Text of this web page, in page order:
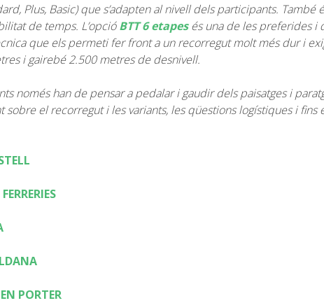
Plus, Basic) que s’adapten al nivell dels participants.
de temps. L’opcióBTT 6 etapesés una de les preferides i
que els permeti fer front a un recorregut molt més dur i
i gairebé 2.500 metres de desnivell.
només han de pensar a pedalar i gaudir dels paisatges i
sobre el recorregut i les variants, les qüestions logístiques i
PORTER